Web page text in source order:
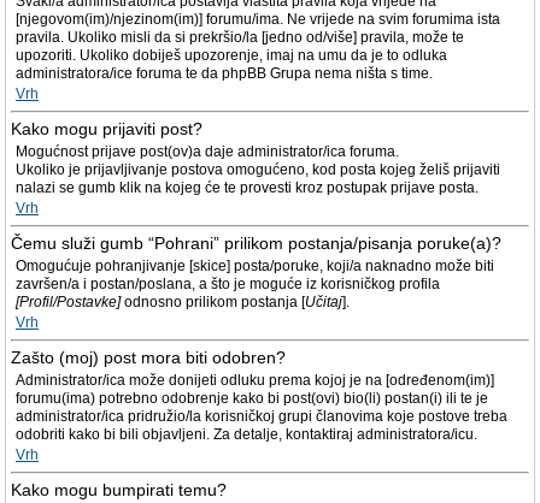
[njegovom(im)/njezinom(im)] forumu/ima. Ne vrijede na svim forumima ista
pravila. Ukoliko misli da si prekršio/la [jedno od/više] pravila, može te
upozoriti. Ukoliko dobiješ upozorenje, imaj na umu da je to odluka
administratora/ice foruma te da phpBB Grupa nema ništa s time.
Vrh
Kako mogu prijaviti post?
Mogućnost prijave post(ov)a daje administrator/ica foruma.
Ukoliko je prijavljivanje postova omogućeno, kod posta kojeg želiš prijaviti
nalazi se gumb klik na kojeg će te provesti kroz postupak prijave posta.
Vrh
Čemu služi gumb “Pohrani” prilikom postanja/pisanja poruke(a)?
Omogućuje pohranjivanje [skice] posta/poruke, koji/a naknadno može biti
završen/a i postan/poslana, a što je moguće iz korisničkog profila
[Profil/Postavke]odnosno prilikom postanja [Učitaj].
Vrh
Zašto (moj) post mora biti odobren?
Administrator/ica može donijeti odluku prema kojoj je na [određenom(im)]
forumu(ima) potrebno odobrenje kako bi post(ovi) bio(li) postan(i) ili te je
administrator/ica pridružio/la korisničkoj grupi članovima koje postove treba
odobriti kako bi bili objavljeni. Za detalje, kontaktiraj administratora/icu.
Vrh
Kako mogu bumpirati temu?